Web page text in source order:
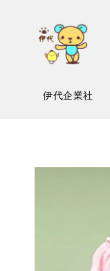
伊代企業社